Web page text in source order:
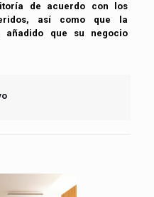
de acuerdo con los
así como que la
que su negocio